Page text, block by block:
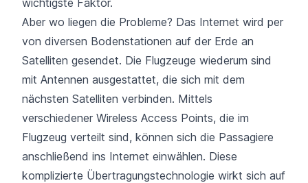
Aber wo liegen die Probleme? Das Internet wird per
von diversen Bodenstationen auf der Erde an
Satelliten gesendet. Die Flugzeuge wiederum sind
mit Antennen ausgestattet, die sich mit dem
nächsten Satelliten verbinden. Mittels
verschiedener Wireless Access Points, die im
Flugzeug verteilt sind, können sich die Passagiere
anschließend ins Internet einwählen. Diese
komplizierte Übertragungstechnologie wirkt sich auf